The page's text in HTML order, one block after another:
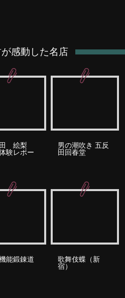
感動した名店
絵梨
験レポー
男の潮吹き 五反
田回春堂
能鍛錬道
歌舞伎蝶（新
宿）